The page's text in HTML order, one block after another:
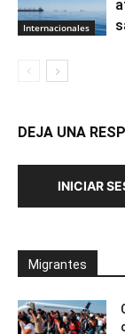
Internacionales
DEJA UNA
INICIAR
Migrantes